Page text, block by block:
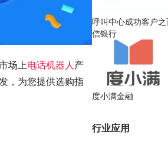
场上电话机器人产
，为您提供选购指
呼叫中心成功客户之
信银行
度小满金融
行业应用